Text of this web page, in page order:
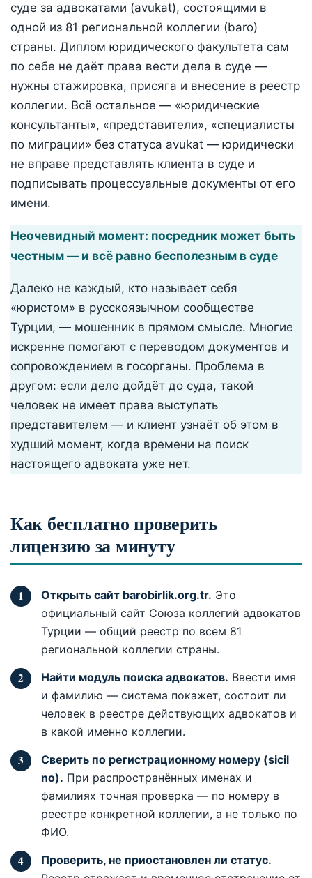
суде за адвокатами (avukat), состоящими в
одной из 81 региональной коллегии (baro)
страны. Диплом юридического факультета сам
по себе не даёт права вести дела в суде —
нужны стажировка, присяга и внесение в реестр
коллегии. Всё остальное — «юридические
консультанты», «представители», «специалисты
по миграции» без статуса avukat — юридически
не вправе представлять клиента в суде и
подписывать процессуальные документы от его
имени.
Неочевидный момент: посредник может быть
честным — и всё равно бесполезным в суде
Далеко не каждый, кто называет себя
«юристом» в русскоязычном сообществе
Турции, — мошенник в прямом смысле. Многие
искренне помогают с переводом документов и
сопровождением в госорганы. Проблема в
другом: если дело дойдёт до суда, такой
человек не имеет права выступать
представителем — и клиент узнаёт об этом в
худший момент, когда времени на поиск
настоящего адвоката уже нет.
Как бесплатно проверить
лицензию за минуту
Открыть сайт barobirlik.org.tr. Это
официальный сайт Союза коллегий адвокатов
Турции — общий реестр по всем 81
региональной коллегии страны.
Найти модуль поиска адвокатов. Ввести имя
и фамилию — система покажет, состоит ли
человек в реестре действующих адвокатов и
в какой именно коллегии.
Сверить по регистрационному номеру (sicil
no). При распространённых именах и
фамилиях точная проверка — по номеру в
реестре конкретной коллегии, а не только по
ФИО.
Проверить, не приостановлен ли статус.